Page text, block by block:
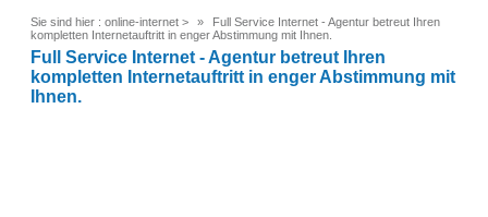
Sie sind hier : online-internet >
Full Service Internet - Agentur betreut Ihren
kompletten Internetauftritt in enger Abstimmung mit Ihnen.
Full Service Internet - Agentur betreut Ihren
kompletten Internetauftritt in enger Abstimmung mit
Ihnen.